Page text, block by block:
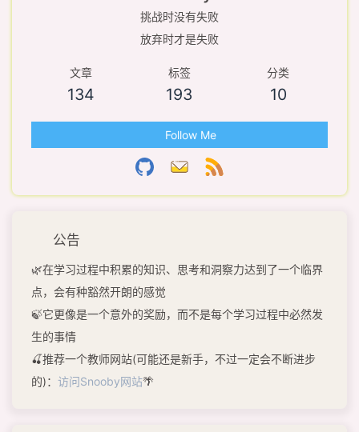
挑战时没有失败
放弃时才是失败
文章
134
标签
193
分类
10
Follow Me
公告
🌿在学习过程中积累的知识、思考和洞察力达到了一个临界
点，会有种豁然开朗的感觉
🍃它更像是一个意外的奖励，而不是每个学习过程中必然发
生的事情
🍒推荐一个教师网站(可能还是新手，不过一定会不断进步
的)： 访问Snooby网站🌴